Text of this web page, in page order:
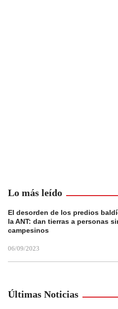
Lo más leído
El desorden de los predios
la ANT: dan tierras a personas
campesinos
06/09/2023
Últimas Noticias